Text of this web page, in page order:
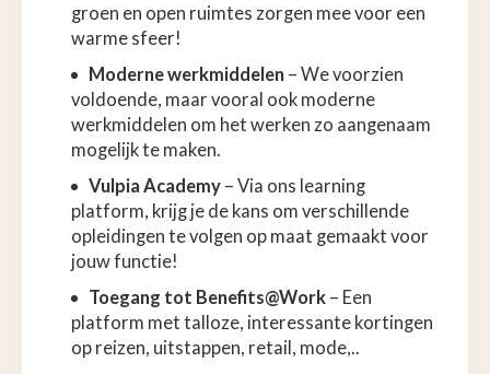
groen en open ruimtes zorgen mee voor een
warme sfeer!
Moderne werkmiddelen – We voorzien
voldoende, maar vooral ook moderne
werkmiddelen om het werken zo aangenaam
mogelijk te maken.
Vulpia Academy – Via ons learning
platform, krijg je de kans om verschillende
opleidingen te volgen op maat gemaakt voor
jouw functie!
Toegang tot Benefits@Work – Een
platform met talloze, interessante kortingen
op reizen, uitstappen, retail, mode,..